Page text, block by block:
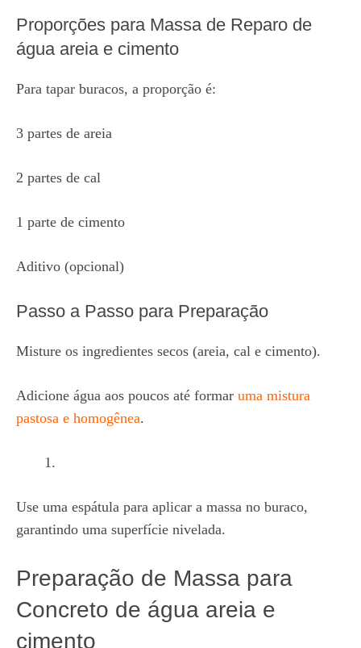
Proporções para Massa de Reparo de
água areia e cimento
Para tapar buracos, a proporção é:
3 partes de areia
2 partes de cal
1 parte de cimento
Aditivo (opcional)
Passo a Passo para Preparação
Misture os ingredientes secos (areia, cal e cimento).
Adicione água aos poucos até formar uma mistura
pastosa e homogênea.
Use uma espátula para aplicar a massa no buraco,
garantindo uma superfície nivelada.
Preparação de Massa para
Concreto de água areia e
cimento